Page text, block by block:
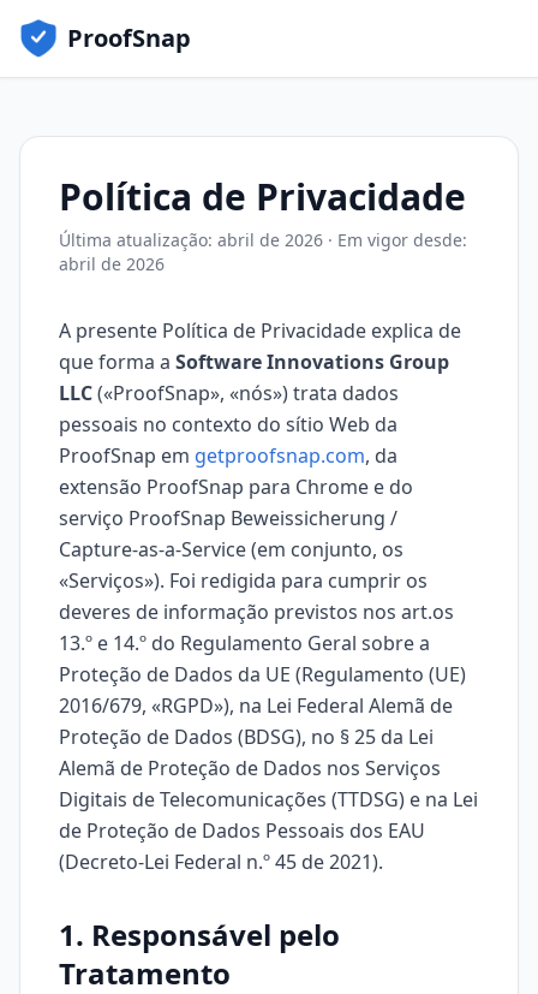
ProofSnap
Política de Privacidade
Última atualização: abril de 2026 · Em vigor desde:
abril de 2026
A presente Política de Privacidade explica de
que forma a Software Innovations Group
LLC(«ProofSnap», «nós») trata dados
pessoais no contexto do sítio Web da
ProofSnap em getproofsnap.com, da
extensão ProofSnap para Chrome e do
serviço ProofSnap Beweissicherung /
Capture-as-a-Service (em conjunto, os
«Serviços»). Foi redigida para cumprir os
deveres de informação previstos nos art.os
13.º e 14.º do Regulamento Geral sobre a
Proteção de Dados da UE (Regulamento (UE)
2016/679, «RGPD»), na Lei Federal Alemã de
Proteção de Dados (BDSG), no § 25 da Lei
Alemã de Proteção de Dados nos Serviços
Digitais de Telecomunicações (TTDSG) e na Lei
de Proteção de Dados Pessoais dos EAU
(Decreto-Lei Federal n.º 45 de 2021).
1. Responsável pelo
Tratamento